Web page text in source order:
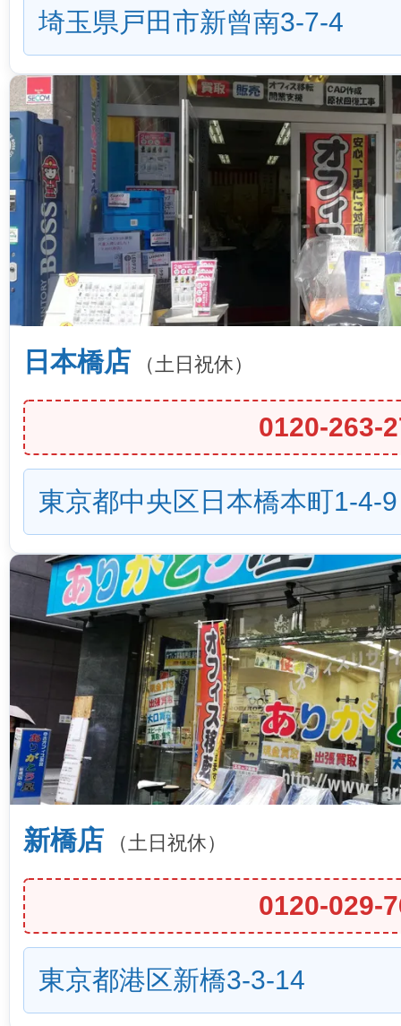
埼玉県戸田市新曾南3-7-4
日本橋店 （土日祝休）
0120-263-
東京都中央区日本橋本町1-4-9
新橋店 （土日祝休）
0120-029-
東京都港区新橋3-3-14